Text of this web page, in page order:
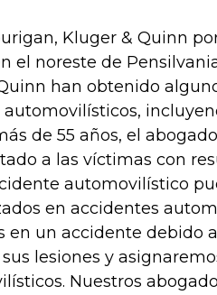
Kluger & Quinn
el noreste de
han obtenido
automovilísticos,
de 55 años, el
a las víctimas con
automovilístico
en accidentes
en un accidente debido
lesiones y
Nuestros